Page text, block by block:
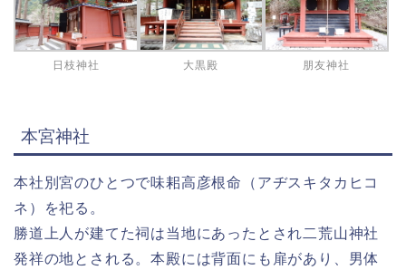
日枝神社 大黒殿 朋友神社
本宮神社
本社別宮のひとつで味耜高彦根命（アヂスキタカヒコ
ネ）を祀る。
勝道上人が建てた祠は当地にあったとされ二荒山神社
発祥の地とされる。本殿には背面にも扉があり、男体